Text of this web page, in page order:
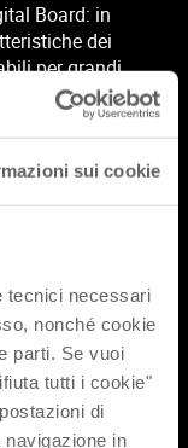
sui cookie
tecnici necessari
nonché cookie
parti. Se vuoi
tutti i cookie"
di
navigazione in
Board: in
dei
per grandi
sarà dedicato al
che ci mostrerà
il monitor
persona e